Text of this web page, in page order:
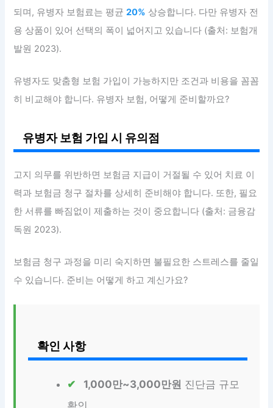
되며, 유병자 보험료는 평균20% 상승합니다. 다만 유병자 전
용 상품이 있어 선택의 폭이 넓어지고 있습니다 (출처: 보험개
발원 2023).
유병자도 맞춤형 보험 가입이 가능하지만 조건과 비용을 꼼꼼
히 비교해야 합니다. 유병자 보험, 어떻게 준비할까요?
유병자 보험 가입 시 유의점
고지 의무를 위반하면 보험금 지급이 거절될 수 있어 치료 이
력과 보험금 청구 절차를 상세히 준비해야 합니다. 또한, 필요
한 서류를 빠짐없이 제출하는 것이 중요합니다 (출처: 금융감
독원 2023).
보험금 청구 과정을 미리 숙지하면 불필요한 스트레스를 줄일
수 있습니다. 준비는 어떻게 하고 계신가요?
확인 사항
1,000만~3,000만원 진단금 규모